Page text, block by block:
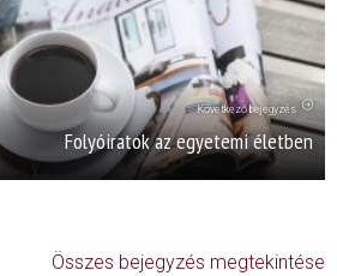
Következő bejegyzés
Folyóiratok az egyetemi életben
Összes bejegyzés megtekintése